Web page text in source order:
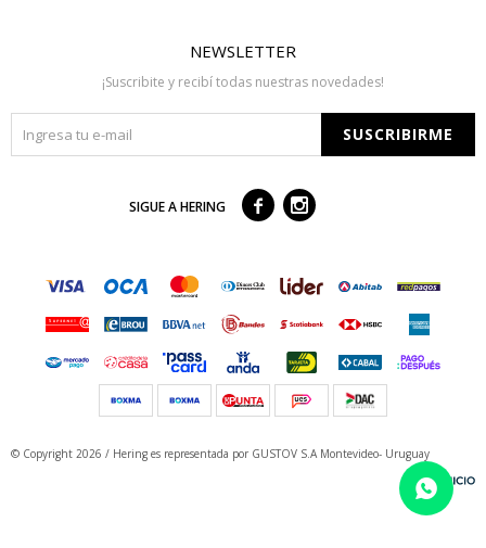
NEWSLETTER
¡Suscribite y recibí todas nuestras novedades!
SUSCRIBIRME
SIGUE A HERING  
© Copyright 2026 / Hering es representada por GUSTOV S.A Montevideo- Uruguay